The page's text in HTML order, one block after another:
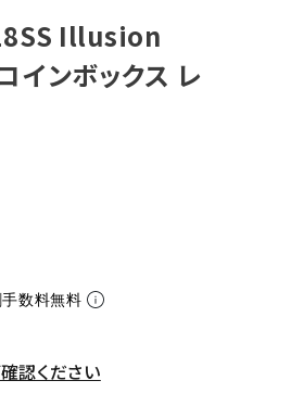
Illusion
インボックス レ
手数料無料
認ください